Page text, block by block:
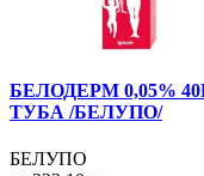
БЕЛОДЕРМ 0,05%
ТУБА /БЕЛУПО/
БЕЛУПО